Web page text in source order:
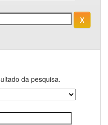
da pesquisa.